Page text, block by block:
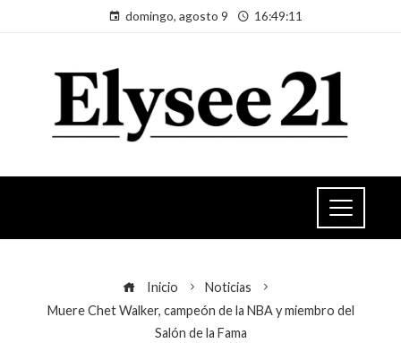
domingo, agosto 9 16:49:11
Inicio
Noticias
Muere Chet Walker, campeón de la NBA y miembro del
Salón de la Fama